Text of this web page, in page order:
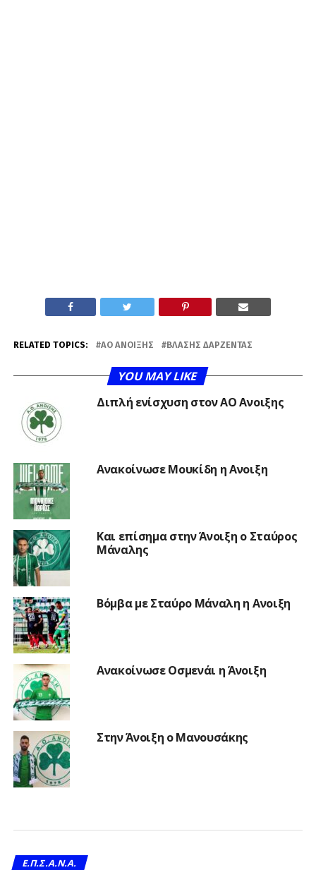
RELATED TOPICS: ΑΟ ΆΝΟΙΞΗΣ ΒΛΆΣΗΣ ΔΑΡΖΈΝΤΑΣ
YOU MAY LIKE
Διπλή ενίσχυση στον ΑΟ Ανοιξης
Ανακοίνωσε Μουκίδη η Ανοιξη
Και επίσημα στην Άνοιξη ο Σταύρος
Μάναλης
Βόμβα με Σταύρο Μάναλη η Ανοιξη
Ανακοίνωσε Οσμενάι η Άνοιξη
Στην Άνοιξη ο Μανουσάκης
Ε.Π.Σ.Α.Ν.Α.